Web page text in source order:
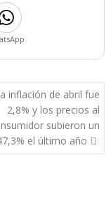
inflación de abril fue
2,8% y los precios al
subieron un
el último año